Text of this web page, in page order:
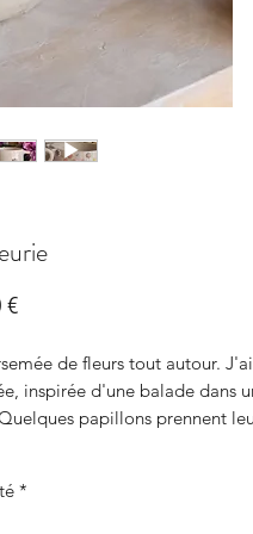
€Prix
de fleurs tout autour. J'ai
inspirée d'une balade dans
papillons prennent
avec la Cocotte Fleurie.
vaisselle et au four.
*